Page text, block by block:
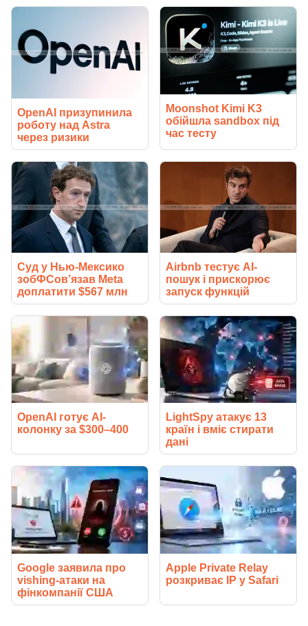
OpenAI призупинила
роботу над Astra
через ризики
Moonshot Kimi K3
обійшла sandbox під
час тесту
Суд у Нью-Мексико
зобФСов’язав Meta
доплатити $567 млн
Airbnb тестує AI-
пошук і прискорює
запуск функцій
OpenAI готує AI-
колонку за $300–400
LightSpy атакує 13
країн і вміє стирати
дані
Google заявила про
vishing-атаки на
фінкомпанії США
Apple Private Relay
розкриває IP у Safari